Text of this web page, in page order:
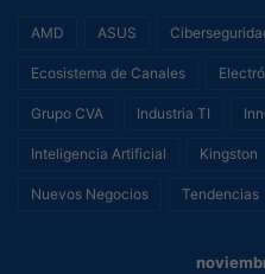
AMD ASUS
Ecosistema de Canales
Grupo CVA Industria TI
Inteligencia Artificial Kingston
Nuevos Negocios Tendencias